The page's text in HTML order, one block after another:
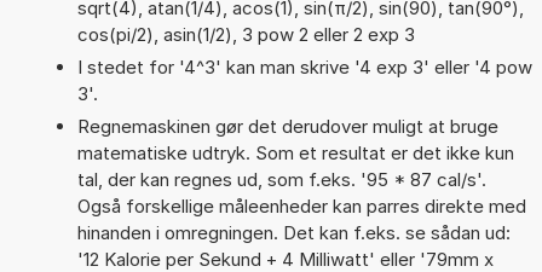
sqrt(4), atan(1/4), acos(1), sin(π/2), sin(90), tan(90°),
cos(pi/2), asin(1/2), 3 pow 2 eller 2 exp 3
I stedet for '4^3' kan man skrive '4 exp 3' eller '4 pow
3'.
Regnemaskinen gør det derudover muligt at bruge
matematiske udtryk. Som et resultat er det ikke kun
tal, der kan regnes ud, som f.eks. '95 * 87 cal/s'.
Også forskellige måleenheder kan parres direkte med
hinanden i omregningen. Det kan f.eks. se sådan ud:
'12 Kalorie per Sekund + 4 Milliwatt' eller '79mm x